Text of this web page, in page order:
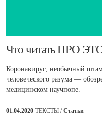
Что читать ПРО ЭТО
Коронавирус, необычный
человеческого разума —
медицинском научпопе.
01.04.2020 ТЕКСТЫ /Статьи